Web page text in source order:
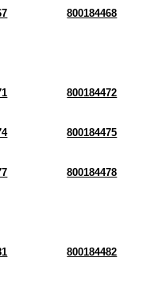
800184468
800184472
800184475
800184478
800184482